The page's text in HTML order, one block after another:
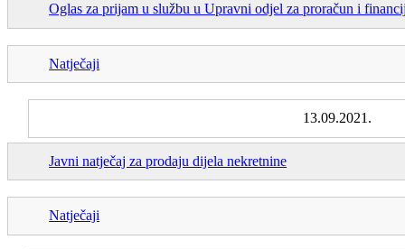
Oglas za prijam u službu u Upravni odjel za proračun i
Natječaji
13.09.2021.
Javni natječaj za prodaju dijela nekretnine
Natječaji